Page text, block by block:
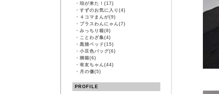
・ 珀が来た！(17)
・ すずのお気に入り(4)
・ ４コマまんが(9)
・ プラスわんにゃん(7)
・ みっちり箱(8)
・ ことわざ集(4)
・ 黒猫ベッド(15)
・ 小豆色バッグ(6)
・ 桐箱(6)
・ 有友ちゃん(44)
・ 月の傷(5)
PROFILE